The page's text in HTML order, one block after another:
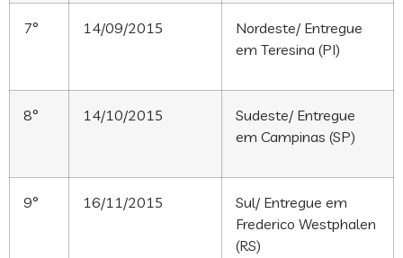
7° 14/09/2015
Nordeste/ Entregue
em Teresina (PI)
8° 14/10/2015
Sudeste/ Entregue
em Campinas (SP)
9° 16/11/2015
Sul/ Entregue em
Frederico Westphalen
(RS)